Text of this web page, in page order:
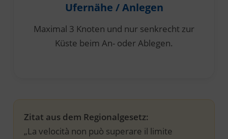
Ufernähe / Anlegen
Maximal 3 Knoten und nur senkrecht zur
Küste beim An- oder Ablegen.
Zitat aus dem Regionalgesetz:
„La velocità non può superare il limite